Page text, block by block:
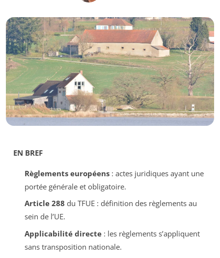
EN BREF
Règlements européens: actes juridiques ayant une
portée générale et obligatoire.
Article 288 du TFUE : définition des règlements au
sein de l’UE.
Applicabilité directe: les règlements s’appliquent
sans transposition nationale.